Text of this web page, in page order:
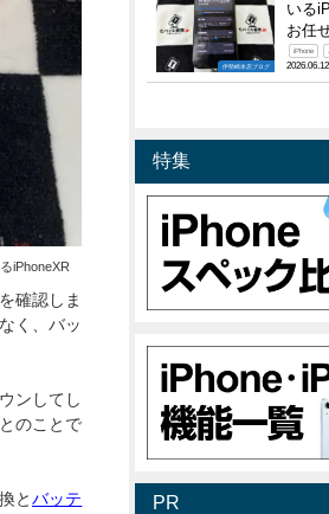
iPhoneXR
確認しま
く、バッ
ンしてし
のことで
と バッテ
伊勢崎本店ブログ
いる
お任
iPhone
2026.06.12
特集
PR